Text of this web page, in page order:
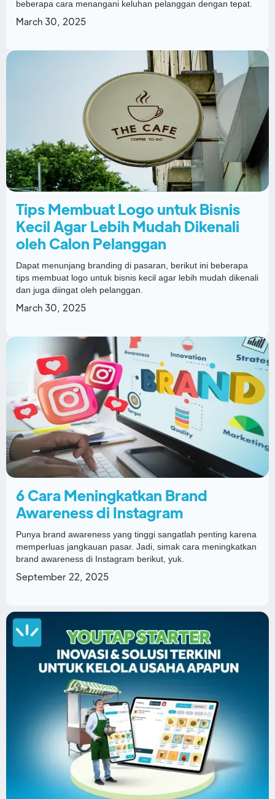
beberapa cara menangani keluhan pelanggan dengan tepat.
March 30, 2025
Tips Membuat Logo untuk Bisnis
Kecil Agar Lebih Mudah Dikenali
oleh Calon Pelanggan
Dapat menunjang branding di pasaran, berikut ini beberapa
tips membuat logo untuk bisnis kecil agar lebih mudah dikenali
dan juga diingat oleh pelanggan.
March 30, 2025
6 Cara Meningkatkan Brand
Awareness di Instagram
Punya brand awareness yang tinggi sangatlah penting karena
memperluas jangkauan pasar. Jadi, simak cara meningkatkan
brand awareness di Instagram berikut, yuk.
September 22, 2025